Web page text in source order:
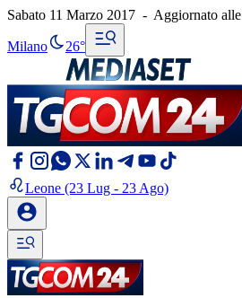
Sabato 11 Marzo 2017 - Aggiornato alle
Milano 26°
Leone (23 Lug - 23 Ago)